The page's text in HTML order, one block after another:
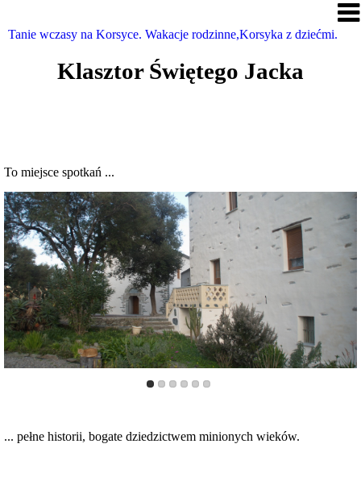
Tanie wczasy na Korsyce. Wakacje rodzinne,Korsyka z dziećmi.
Klasztor Świętego Jacka
To miejsce spotkań ...
... pełne historii, bogate dziedzictwem minionych wieków.